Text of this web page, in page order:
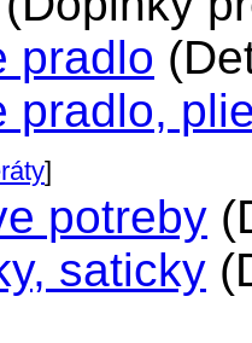
pradlo
pradlo,
]
potreby
saticky